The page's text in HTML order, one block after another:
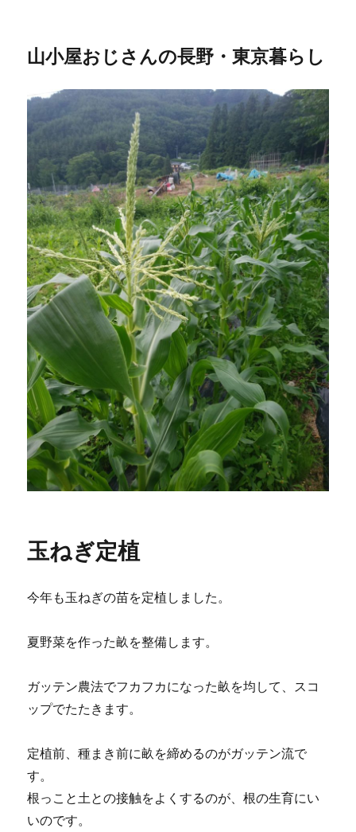
山小屋おじさんの長野・東京暮らし
玉ねぎ定植
今年も玉ねぎの苗を定植しました。
夏野菜を作った畝を整備します。
ガッテン農法でフカフカになった畝を均して、スコ
ップでたたきます。
定植前、種まき前に畝を締めるのがガッテン流で
す。
根っこと土との接触をよくするのが、根の生育にい
いのです。